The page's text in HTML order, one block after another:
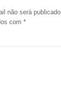
não será publicado.
com *